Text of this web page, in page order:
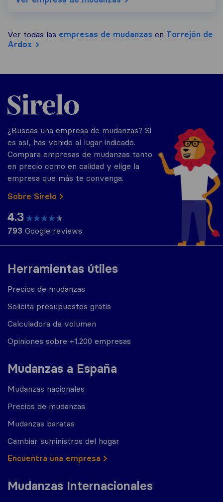
Ver todas las empresas de mudanzas en Torrejón de
Ardoz
Herramientas útiles
Precios de mudanzas
Solicita presupuestos gratis
Calculadora de volumen
Opiniones sobre +1.200 empresas
Mudanzas a España
Mudanzas nacionales
Precios de mudanzas
Mudanzas baratas
Cambiar suministros del hogar
Encuentra una empresa
Mudanzas Internacionales
Sirelo.es
¿Buscas una empresa de mudanzas? Si
es así, has venido al lugar indicado.
Compara empresas de mudanzas tanto
en precio como en calidad y elige la
empresa que más te convenga.
Sobre Sirelo
4.3
793 Google reviews